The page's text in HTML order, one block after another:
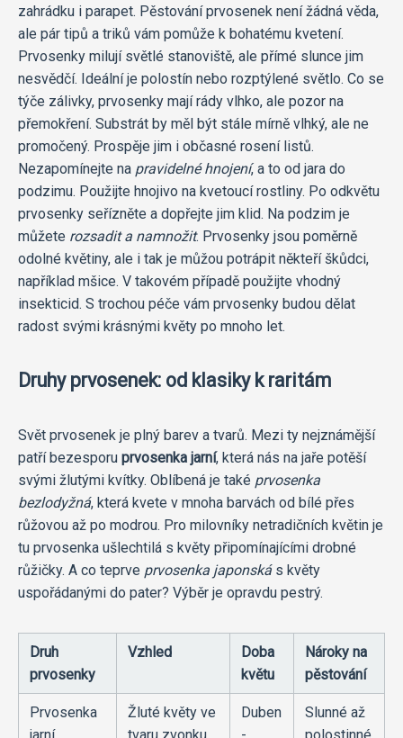
zahrádku i parapet. Pěstování prvosenek není žádná věda,
ale pár tipů a triků vám pomůže k bohatému kvetení.
Prvosenky milují světlé stanoviště, ale přímé slunce jim
nesvědčí. Ideální je polostín nebo rozptýlené světlo. Co se
týče zálivky, prvosenky mají rády vlhko, ale pozor na
přemokření. Substrát by měl být stále mírně vlhký, ale ne
promočený. Prospěje jim i občasné rosení listů.
Nezapomínejte na pravidelné hnojení, a to od jara do
podzimu. Použijte hnojivo na kvetoucí rostliny. Po odkvětu
prvosenky seřízněte a dopřejte jim klid. Na podzim je
můžete rozsadit a namnožit. Prvosenky jsou poměrně
odolné květiny, ale i tak je můžou potrápit někteří škůdci,
například mšice. V takovém případě použijte vhodný
insekticid. S trochou péče vám prvosenky budou dělat
radost svými krásnými květy po mnoho let.
Druhy prvosenek: od klasiky k raritám
Svět prvosenek je plný barev a tvarů. Mezi ty nejznámější
patří bezesporu prvosenka jarní, která nás na jaře potěší
svými žlutými kvítky. Oblíbená je také prvosenka
bezlodyžná, která kvete v mnoha barvách od bílé přes
růžovou až po modrou. Pro milovníky netradičních květin je
tu prvosenka ušlechtilá s květy připomínajícími drobné
růžičky. A co teprve prvosenka japonskás květy
uspořádanými do pater? Výběr je opravdu pestrý.
Druh
prvosenky
Vzhled
Doba
květu
Nároky na
pěstování
Prvosenka
Žluté květy ve
Duben
Slunné až